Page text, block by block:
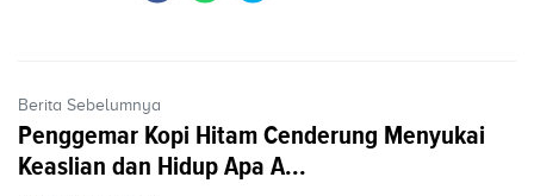
Berita Sebelumnya
Penggemar Kopi Hitam Cenderung Menyukai
Keaslian dan Hidup Apa A...